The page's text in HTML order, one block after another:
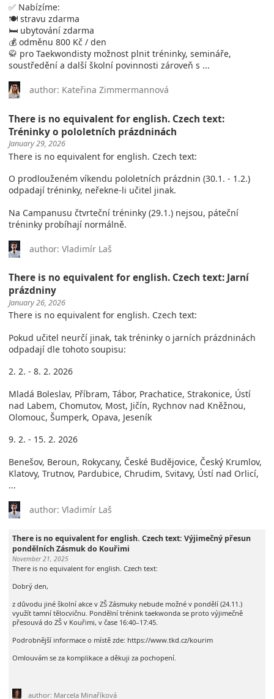
✅ Nabízíme:
🍽️ stravu zdarma
🛏️ ubytování zdarma
💰 odměnu 800 Kč / den
🥋 pro Taekwondisty možnost plnit tréninky, semináře,
soustředění a další školní povinnosti zároveň s ...
author: Kateřina Zimmermannová
There is no equivalent for english. Czech text:
Tréninky o pololetních prázdninách
January 29, 2026
There is no equivalent for english. Czech text:
O prodlouženém víkendu pololetních prázdnin (30.1. - 1.2.)
odpadají tréninky, neřekne-li učitel jinak.
Na Campanusu čtvrteční tréninky (29.1.) nejsou, páteční
tréninky probíhají normálně.
author: Vladimír Laš
There is no equivalent for english. Czech text: Jarní
prázdniny
January 26, 2026
There is no equivalent for english. Czech text:
Pokud učitel neurčí jinak, tak tréninky o jarních prázdninách
odpadají dle tohoto soupisu:
2. 2. - 8. 2. 2026
Mladá Boleslav, Příbram, Tábor, Prachatice, Strakonice, Ústí
nad Labem, Chomutov, Most, Jičín, Rychnov nad Kněžnou,
Olomouc, Šumperk, Opava, Jeseník
9. 2. - 15. 2. 2026
Benešov, Beroun, Rokycany, České Budějovice, Český Krumlov,
Klatovy, Trutnov, Pardubice, Chrudim, Svitavy, Ústí nad Orlicí,
...
author: Vladimír Laš
There is no equivalent for english. Czech text: Výjimečný přesun
pondělních Zásmuk do Kouřimi
November 21, 2025
There is no equivalent for english. Czech text:
Dobrý den,
z důvodu jiné školní akce v ZŠ Zásmuky nebude možné v pondělí (24.11.)
využít tamní tělocvičnu. Pondělní trénink taekwonda se proto výjimečně
přesouvá do ZŠ v Kouřimi, v čase 16:40–17:45.
Podrobnější informace o místě zde: https://www.tkd.cz/kourim
Omlouvám se za komplikace a děkuji za pochopení.
author: Marcela Minaříková